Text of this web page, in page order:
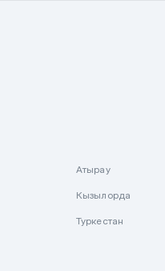
Атырау
Кызылорда
Туркестан